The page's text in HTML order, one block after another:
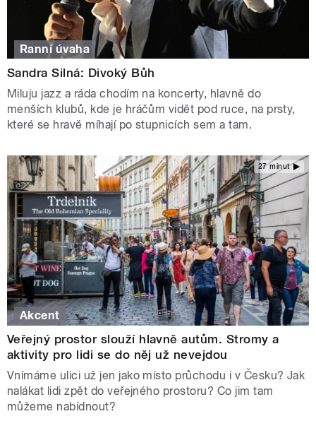
Ranní úvaha
Sandra Silná: Divoký Bůh
Miluju jazz a ráda chodím na koncerty, hlavně do
menších klubů, kde je hráčům vidět pod ruce, na prsty,
které se hravě míhají po stupnicích sem a tam.
27 minut
Akcent
Veřejný prostor slouží hlavně autům. Stromy a
aktivity pro lidi se do něj už nevejdou
Vnímáme ulici už jen jako místo průchodu i v Česku? Jak
nalákat lidi zpět do veřejného prostoru? Co jim tam
můžeme nabídnout?